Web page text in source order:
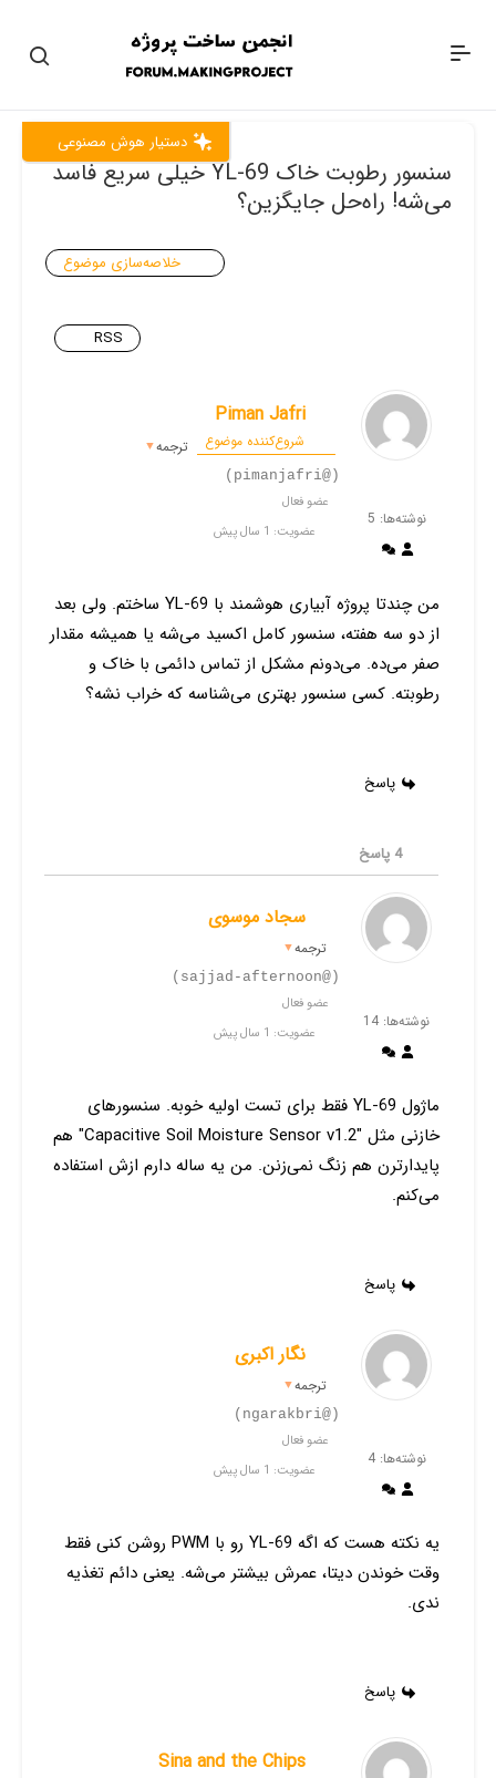
دستیار هوش مصنوعی
سنسور رطوبت خاک YL-69 خیلی سریع فاسد
می‌شه! راه‌حل جایگزین؟
خلاصه‌سازی موضوع
RSS
نوشته‌ها: 5
Piman Jafri
شروع‌کننده موضوع ترجمه▼
(@pimanjafri)
عضو فعال
عضویت: 1 سال پیش
من چندتا پروژه آبیاری هوشمند با YL-69 ساختم. ولی بعد
از دو سه هفته، سنسور کامل اکسید می‌شه یا همیشه مقدار
صفر می‌ده. می‌دونم مشکل از تماس دائمی با خاک و
رطوبته. کسی سنسور بهتری می‌شناسه که خراب نشه؟
پاسخ
4 پاسخ
نوشته‌ها: 14
سجاد موسوی
ترجمه▼
(@sajjad-afternoon)
عضو فعال
عضویت: 1 سال پیش
ماژول YL-69 فقط برای تست اولیه خوبه. سنسورهای
خازنی مثل "Capacitive Soil Moisture Sensor v1.2" هم
پایدارترن هم زنگ نمی‌زنن. من یه ساله دارم ازش استفاده
می‌کنم.
پاسخ
نوشته‌ها: 4
نگار اکبری
ترجمه▼
(@ngarakbri)
عضو فعال
عضویت: 1 سال پیش
یه نکته هست که اگه YL-69 رو با PWM روشن کنی فقط
وقت خوندن دیتا، عمرش بیشتر می‌شه. یعنی دائم تغذیه
ندی.
پاسخ
Sina and the Chips